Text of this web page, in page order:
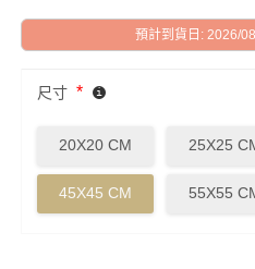
預計到貨日: 2026/
尺寸 *
20X20 CM 25X25
45X45 CM 55X55